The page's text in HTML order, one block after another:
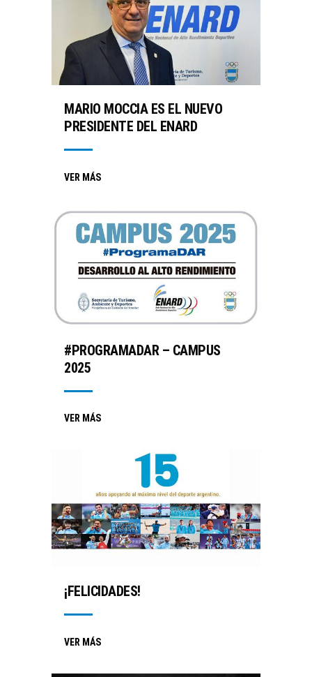
MARIO MOCCIA ES EL NUEVO
PRESIDENTE DEL ENARD
VER MÁS
#PROGRAMADAR – CAMPUS
2025
VER MÁS
¡FELICIDADES!
VER MÁS